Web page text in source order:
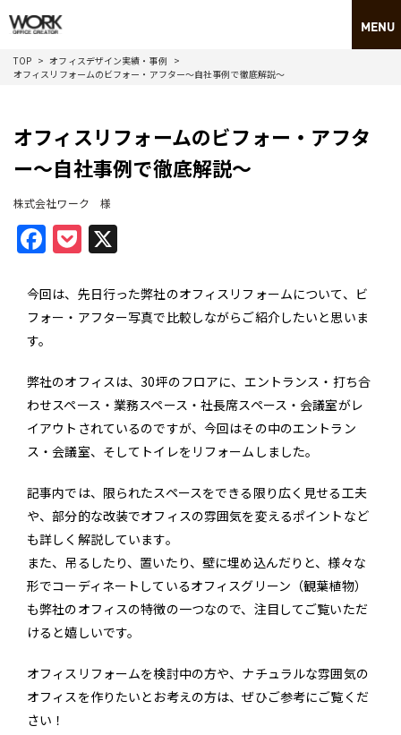
TOP
オフィスデザイン実績・事例
オフィスリフォームのビフォー・アフター～自社事例で徹底解説～
オフィスリフォームのビフォー・アフタ
ー～自社事例で徹底解説～
株式会社ワーク 様
Facebook
Pocket
今回は、先日行った弊社のオフィスリフォームについて、ビ
フォー・アフター写真で比較しながらご紹介したいと思いま
す。
弊社のオフィスは、30坪のフロアに、エントランス・打ち合
わせスペース・業務スペース・社長席スペース・会議室がレ
イアウトされているのですが、今回はその中のエントラン
ス・会議室、そしてトイレをリフォームしました。
記事内では、限られたスペースをできる限り広く見せる工夫
や、部分的な改装でオフィスの雰囲気を変えるポイントなど
も詳しく解説しています。
また、吊るしたり、置いたり、壁に埋め込んだりと、様々な
形でコーディネートしているオフィスグリーン（観葉植物）
も弊社のオフィスの特徴の一つなので、注目してご覧いただ
けると嬉しいです。
オフィスリフォームを検討中の方や、ナチュラルな雰囲気の
オフィスを作りたいとお考えの方は、ぜひご参考にご覧くだ
さい！